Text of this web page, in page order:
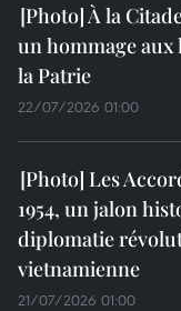
À la
un hommage
la Patrie
22/07/2026 01:00
Les
1954, un jalon
diplomatie
vietnamienne
21/07/2026 01:00